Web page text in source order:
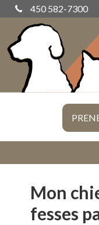
450 582-7300
Mon
fesses